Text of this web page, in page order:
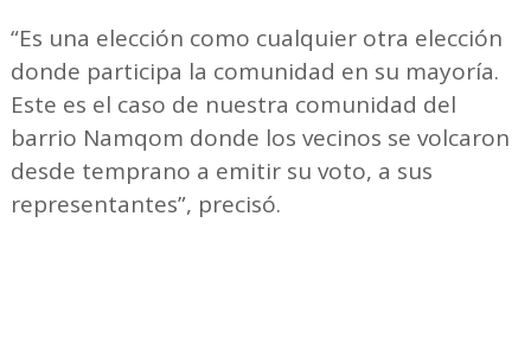
“Es una elección como cualquier otra elección
donde participa la comunidad en su mayoría.
Este es el caso de nuestra comunidad del
barrio Namqom donde los vecinos se volcaron
desde temprano a emitir su voto, a sus
representantes”, precisó.